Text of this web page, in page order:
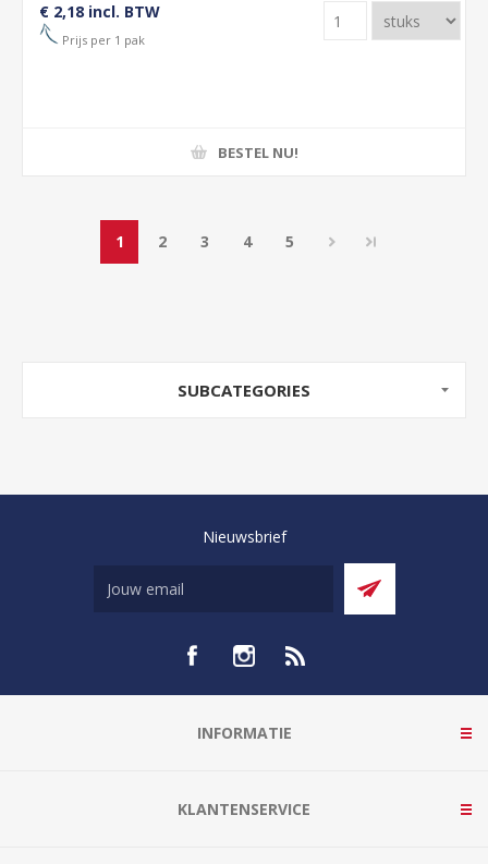
€ 2,18 incl. BTW
Prijs per 1 pak
BESTEL NU!
1 2 3 4 5
SUBCATEGORIES
Nieuwsbrief
INFORMATIE
KLANTENSERVICE